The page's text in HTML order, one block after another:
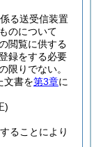
る送受信装置
のについて
閲覧に供する
録をする必要
限りでない。
文書を第3章に
)
ることにより